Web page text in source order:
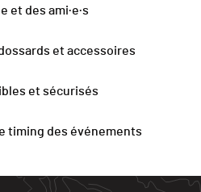
et des ami·e·s
et accessoires
et sécurisés
timing des événements